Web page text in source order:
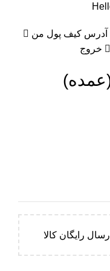
آدرس کیف پول من
خروج
(عمده)
رایگان کالا